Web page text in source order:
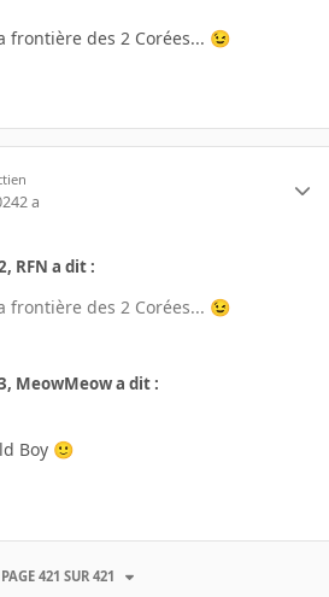
frontière des 2 Corées... 😉
2 a
RFN a dit :
frontière des 2 Corées... 😉
MeowMeow a dit :
Boy 🙂
PAGE 421 SUR 421